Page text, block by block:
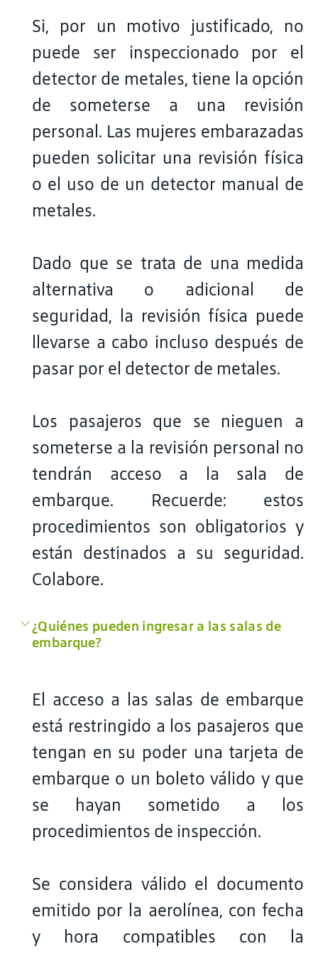
Si, por un motivo justificado, no
puede ser inspeccionado por el
detector de metales, tiene la opción
de someterse a una revisión
personal. Las mujeres embarazadas
pueden solicitar una revisión física
o el uso de un detector manual de
metales.
Dado que se trata de una medida
alternativa o adicional de
seguridad, la revisión física puede
llevarse a cabo incluso después de
pasar por el detector de metales.
Los pasajeros que se nieguen a
someterse a la revisión personal no
tendrán acceso a la sala de
embarque. Recuerde: estos
procedimientos son obligatorios y
están destinados a su seguridad.
Colabore.
¿Quiénes pueden ingresar a las salas de
embarque?
El acceso a las salas de embarque
está restringido a los pasajeros que
tengan en su poder una tarjeta de
embarque o un boleto válido y que
se hayan sometido a los
procedimientos de inspección.
Se considera válido el documento
emitido por la aerolínea, con fecha
y hora compatibles con la